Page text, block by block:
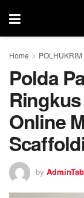
Home POLHUKRIM
Polda
Online
by